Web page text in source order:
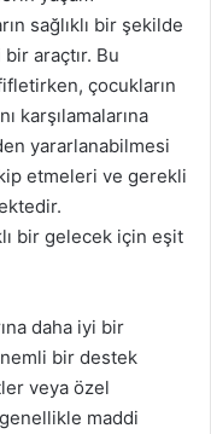
sağlıklı bir şekilde
araçtır. Bu
çocukların
karşılamalarına
yararlanabilmesi
etmeleri ve gerekli
bir gelecek için eşit
daha iyi bir
bir destek
veya özel
maddi